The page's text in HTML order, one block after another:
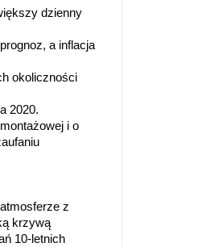
dzienny
a inflacja
okoliczności
2020.
i o
z
krzywą
10-letnich